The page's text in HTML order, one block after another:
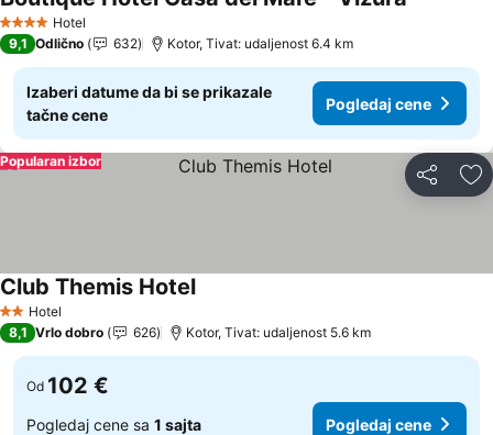
4 ZvezdiceHotel
9,1 Odlično 632 Kotor, Tivat: udaljenost 6.4 km
Izaberi datume da bi se prikazale
tačne cene
Pogledaj cene
Deli
Popularan izbor
2 Zvezdice
Hotel
Club Themis HotelPogledaj cene
8,1 Vrlo dobro 626 Kotor, Tivat: udaljenost 5.6 km
Od 102 €
Pogledaj cene sa 1 sajta Pogledaj cene